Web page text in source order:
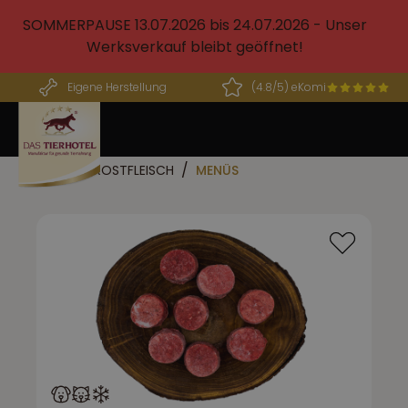
springen
SOMMERPAUSE 13.07.2026 bis 24.07.2026 - Unser
Werksverkauf bleibt geöffnet!
Eigene Herstellung (4.8/5) eKomi
BARF FROSTFLEISCH MENÜS